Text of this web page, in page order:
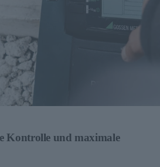
Kontrolle und maximale